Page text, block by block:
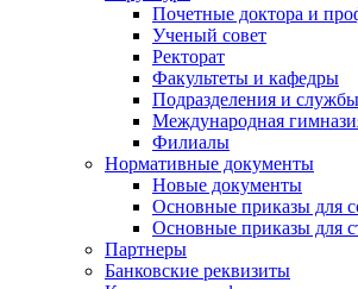
Почетные доктора и
Ученый совет
Ректорат
Факультеты и кафедры
Подразделения и службы
Международная
Филиалы
Нормативные документы
Новые документы
Основные приказы для
Основные приказы для
Партнеры
Банковские реквизиты